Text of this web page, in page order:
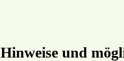
Hinweise und